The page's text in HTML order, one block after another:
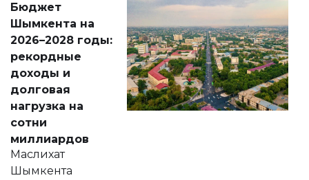
народу
Венесуэлы.
Бюджет
Шымкента на
2026–2028 годы:
рекордные
доходы и
долговая
нагрузка на
сотни
миллиардов
Маслихат
Шымкента